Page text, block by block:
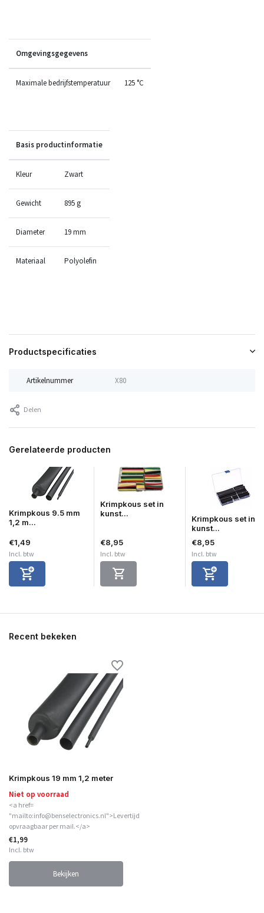
Omgevingsgegevens
Maximale bedrijfstemperatuur 125 °C
Basis productinformatie
Kleur Zwart
Gewicht 895 g
Diameter 19 mm
Materiaal Polyolefin
Productspecificaties
Artikelnummer X80
Delen
Gerelateerde producten
Krimpkous 9.5 mm
1,2 m...
€1,49
Incl. btw
Krimpkous set in
kunst...
€8,95
Incl. btw
Krimpkous set in
kunst...
€8,95
Incl. btw
Recent bekeken
Krimpkous 19 mm 1,2 meter
Niet op voorraad
<a href=
"mailto:info@benselectronics.nl">Levertijd
opvraagbaar per mail.</a>
€1,99
Incl. btw
Bekijken